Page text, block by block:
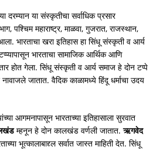
या संस्कृतीचा सर्वाधिक प्रसार
पश्चिम महाराष्ट्र, माळवा, गुजरात, राजस्थान,
भारताचा खरा इतिहास हा सिंधू संस्कृती व आर्य
भारताचा सामाजिक आर्थिक आणि
होत गेला. सिंधू संस्कृती व आर्य समाज हे दोन टप्पे
जातात. वैदिक काळामध्ये हिंदू धर्माचा उदय
आगमनापासून भारताच्या इतिहासाला सुरवात
म्हनून हे दोन कालखंड वर्णली जातात.ऋगवेद
भूत्कालाबाद्द्ल सर्वात जास्त माहिती देत. सिंधू